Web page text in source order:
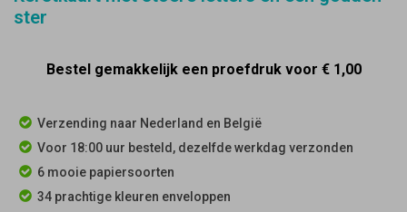
ster
Bestel gemakkelijk een proefdruk voor € 1,00
Verzending naar Nederland en België
Voor 18:00 uur besteld, dezelfde werkdag verzonden
6 mooie papiersoorten
34 prachtige kleuren enveloppen